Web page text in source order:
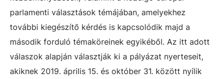
parlamenti választások témájában, amelyekhez
további kiegészítő kérdés is kapcsolódik majd a
második forduló témaköreinek egyikéből. Az itt adott
válaszok alapján választják ki a pályázat nyerteseit,
akiknek 2019. április 15. és október 31. között nyílik